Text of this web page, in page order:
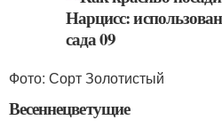
Фото: Сорт Золотистый
Весеннецветущие